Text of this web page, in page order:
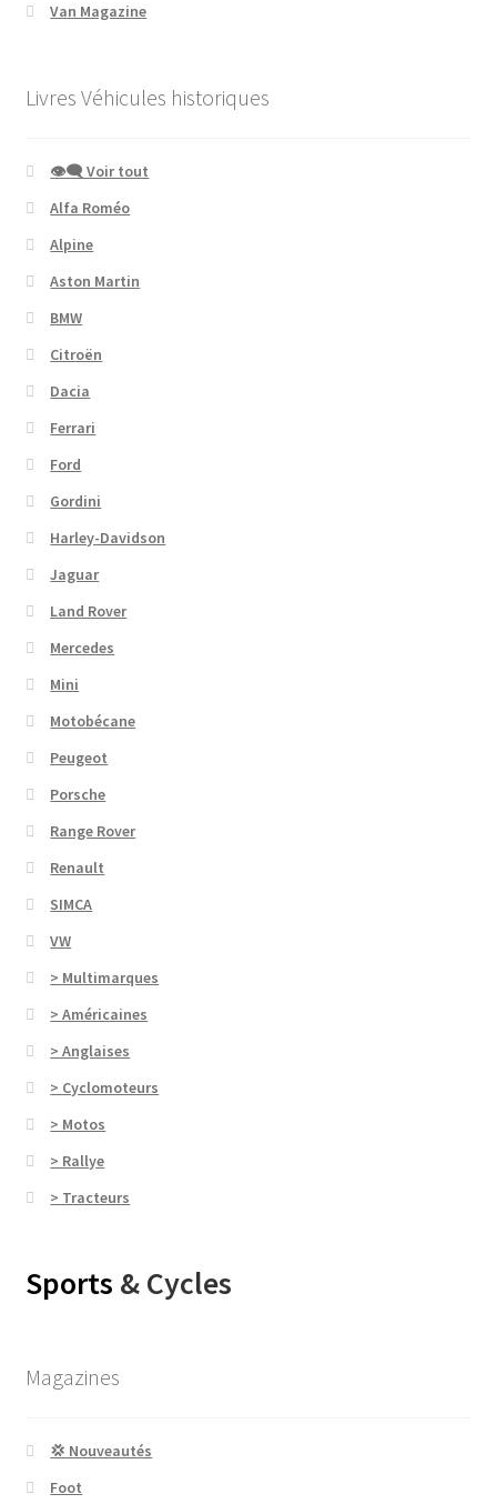
Van Magazine
Livres Véhicules historiques
👁‍🗨 Voir tout
Alfa Roméo
Alpine
Aston Martin
BMW
Citroën
Dacia
Ferrari
Ford
Gordini
Harley-Davidson
Jaguar
Land Rover
Mercedes
Mini
Motobécane
Peugeot
Porsche
Range Rover
Renault
SIMCA
VW
> Multimarques
> Américaines
> Anglaises
> Cyclomoteurs
> Motos
> Rallye
> Tracteurs
Sports & Cycles
Magazines
💢 Nouveautés
Foot